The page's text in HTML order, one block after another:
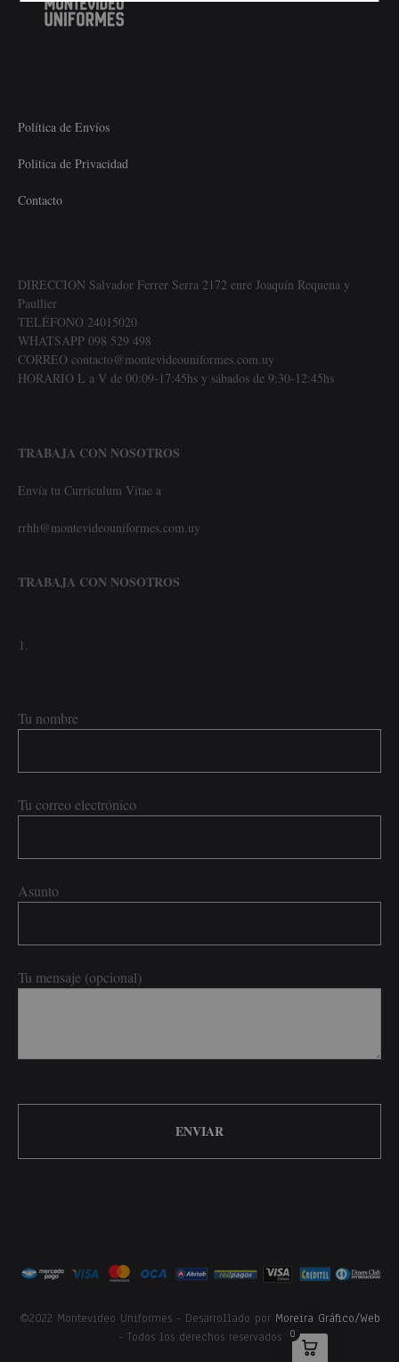
Política de Envíos
Politica de Privacidad
Contacto
DIRECCION Salvador Ferrer Serra 2172 enre Joaquín Requena y
Paullier
TELÉFONO 24015020
WHATSAPP 098 529 498
CORREO contacto@montevideouniformes.com.uy
HORARIO L a V de 00:09-17:45hs y sábados de 9:30-12:45hs
TRABAJA CON NOSOTROS
Envía tu Curriculum Vitae a
rrhh@montevideouniformes.com.uy
TRABAJA CON NOSOTROS
Tu nombre
Tu correo electrónico
Asunto
Tu mensaje (opcional)
©2022 Montevideo Uniformes - Desarrollado por Moreira Gráfico/Web
- Todos los derechos reservados
0